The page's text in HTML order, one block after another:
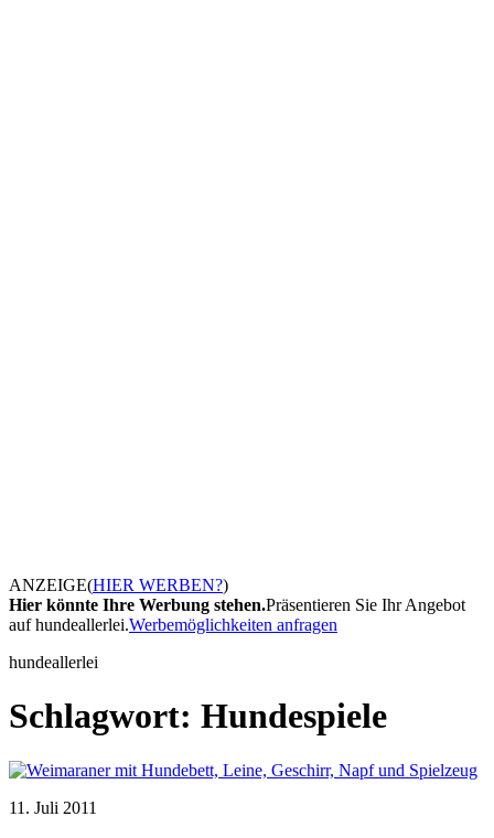
ANZEIGE(HIER WERBEN?)
Hier könnte Ihre Werbung stehen.Präsentieren Sie Ihr Angebot
auf hundeallerlei.Werbemöglichkeiten anfragen
hundeallerlei
Schlagwort: Hundespiele
11. Juli 2011